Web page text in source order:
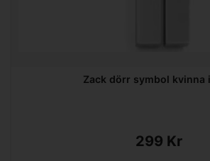
Zack dörr symbol kvinna
299 Kr